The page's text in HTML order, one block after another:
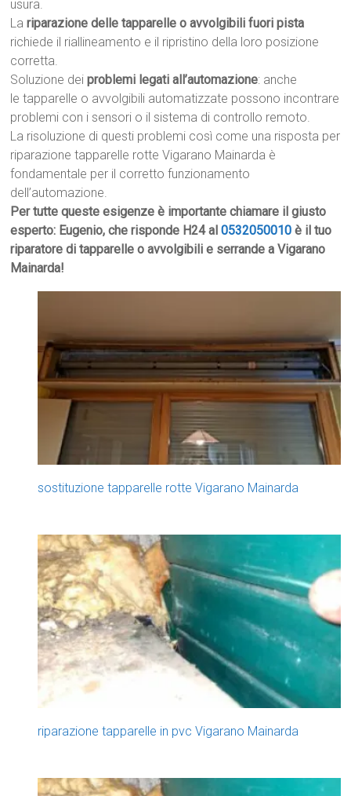
usura.
Lariparazione delle tapparelle o avvolgibili fuori pista
richiede il riallineamento e il ripristino della loro posizione
corretta.
Soluzione deiproblemi legati all’automazione: anche
le tapparelle o avvolgibili automatizzate possono incontrare
problemi con i sensori o il sistema di controllo remoto.
La risoluzione di questi problemi così come una risposta per
riparazione tapparelle rotte Vigarano Mainarda è
fondamentale per il corretto funzionamento
dell’automazione.
Per tutte queste esigenze è importante chiamare il giusto
esperto: Eugenio, che risponde H24 al0532050010 è il tuo
riparatore di tapparelle o avvolgibili e serrande a Vigarano
Mainarda!
sostituzione tapparelle rotte Vigarano Mainarda
riparazione tapparelle in pvc Vigarano Mainarda